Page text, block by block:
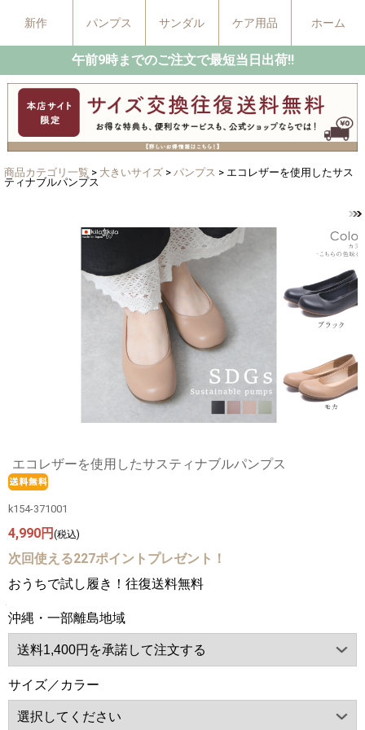
新作 パンプス サンダル ケア用品 ホーム
午前9時までのご注文で最短当日出荷!!
商品カテゴリ一覧 > 大きいサイズ > パンプス > エコレザーを使用したサス
ティナブルパンプス
エコレザーを使用したサスティナブルパンプス
k154-371001
4,990円 (税込)
次回使える227ポイントプレゼント！
おうちで試し履き！往復送料無料
沖縄・一部離島地域
サイズ／カラー